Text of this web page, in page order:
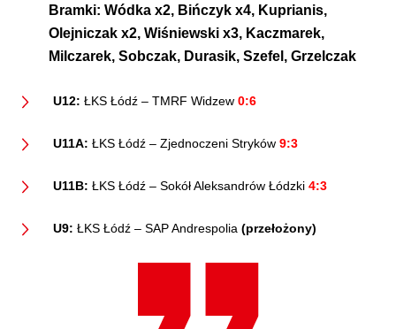
Bramki: Wódka x2, Bińczyk x4, Kuprianis,
Olejniczak x2, Wiśniewski x3, Kaczmarek,
Milczarek, Sobczak, Durasik, Szefel, Grzelczak
U12: ŁKS Łódź – TMRF Widzew 0:6
U11A: ŁKS Łódź – Zjednoczeni Stryków 9:3
U11B: ŁKS Łódź – Sokół Aleksandrów Łódzki 4:3
U9: ŁKS Łódź – SAP Andrespolia (przełożony)